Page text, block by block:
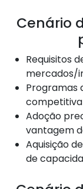
Cenário
Requisitos
mercados/
Programas
competitiva
Adoção
vantagem
Aquisição
de